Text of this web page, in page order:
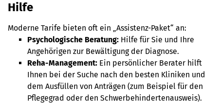
Hilfe
Moderne Tarife bieten oft ein „Assistenz-Paket“ an:
Psychologische Beratung: Hilfe für Sie und Ihre
Angehörigen zur Bewältigung der Diagnose.
Reha-Management: Ein persönlicher Berater hilft
Ihnen bei der Suche nach den besten Kliniken und
dem Ausfüllen von Anträgen (zum Beispiel für den
Pflegegrad oder den Schwerbehindertenausweis).